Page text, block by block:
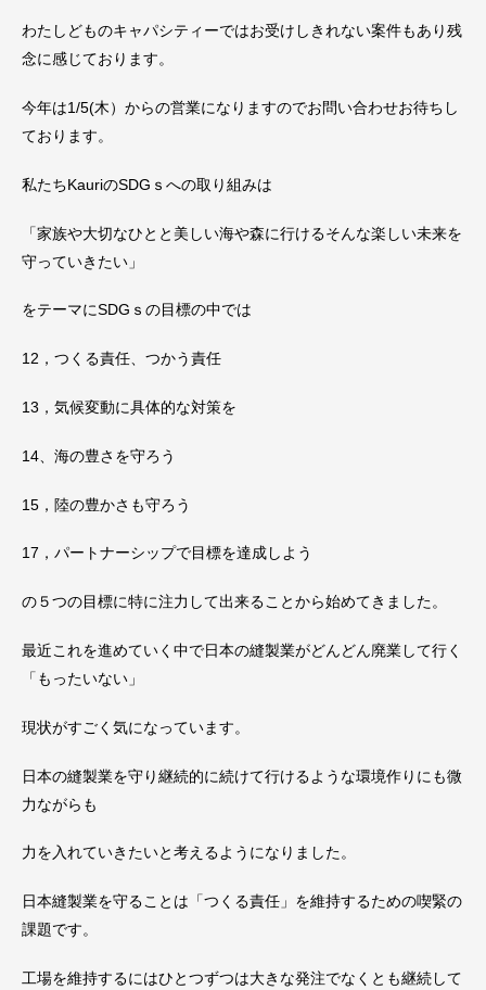
わたしどものキャパシティーではお受けしきれない案件もあり残
念に感じております。
今年は1/5(木）からの営業になりますのでお問い合わせお待ちし
ております。
私たちKauriのSDGｓへの取り組みは
「家族や大切なひとと美しい海や森に行けるそんな楽しい未来を
守っていきたい」
をテーマにSDGｓの目標の中では
12，つくる責任、つかう責任
13，気候変動に具体的な対策を
14、海の豊さを守ろう
15，陸の豊かさも守ろう
17，パートナーシップで目標を達成しよう
の５つの目標に特に注力して出来ることから始めてきました。
最近これを進めていく中で日本の縫製業がどんどん廃業して行く
「もったいない」
現状がすごく気になっています。
日本の縫製業を守り継続的に続けて行けるような環境作りにも微
力ながらも
力を入れていきたいと考えるようになりました。
日本縫製業を守ることは「つくる責任」を維持するための喫緊の
課題です。
工場を維持するにはひとつずつは大きな発注でなくとも継続して